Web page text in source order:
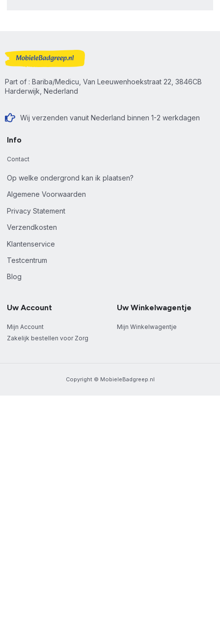
Part of : Bariba/Medicu, Van Leeuwenhoekstraat 22, 3846CB
Harderwijk, Nederland
Wij verzenden vanuit Nederland binnen 1-2 werkdagen
Info
Contact
Op welke ondergrond kan ik plaatsen?
Algemene Voorwaarden
Privacy Statement
Verzendkosten
Klantenservice
Testcentrum
Blog
Uw Account
Mijn Account
Zakelijk bestellen voor Zorg
Uw Winkelwagentje
Mijn Winkelwagentje
Copyright © MobieleBadgreep.nl